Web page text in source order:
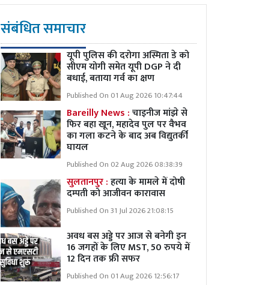
संबंधित समाचार
यूपी पुलिस की दरोगा अस्मिता डे को
सीएम योगी समेत यूपी DGP ने दी
बधाई, बताया गर्व का क्षण
Published On 01 Aug 2026 10:47:44
Bareilly News :चाइनीज मांझे से
फिर बहा खून, महादेव पुल पर वैभव
का गला कटने के बाद अब विद्युतर्की
घायल
Published On 02 Aug 2026 08:38:39
सुलतानपुर :हत्या के मामले में दोषी
दम्पती को आजीवन कारावास
Published On 31 Jul 2026 21:08:15
अवध बस अड्डे पर आज से बनेगी इन
16 जगहों के लिए MST, 50 रुपये में
12 दिन तक फ्री सफर
Published On 01 Aug 2026 12:56:17